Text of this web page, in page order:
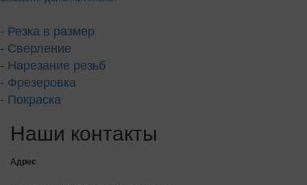
- Резка в размер
- Сверление
- Нарезание резьб
- Фрезеровка
- Покраска
Наши контакты
Адрес